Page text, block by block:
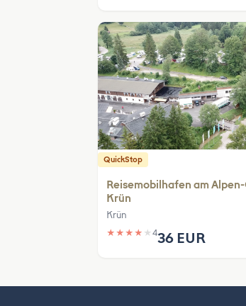
QuickStop
Reisemobilhafen am
Krün
Krün
★ ★ ★ ★ ★ 436 EUR